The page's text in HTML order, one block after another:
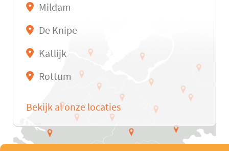
Mildam
De Knipe
Katlijk
Rottum
Bekijk al onze locaties